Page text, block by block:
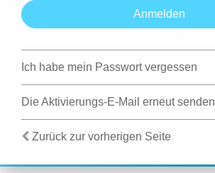
Ich habe mein Passwort vergessen
Die Aktivierungs-E-Mail erneut senden
Zurück zur vorherigen Seite